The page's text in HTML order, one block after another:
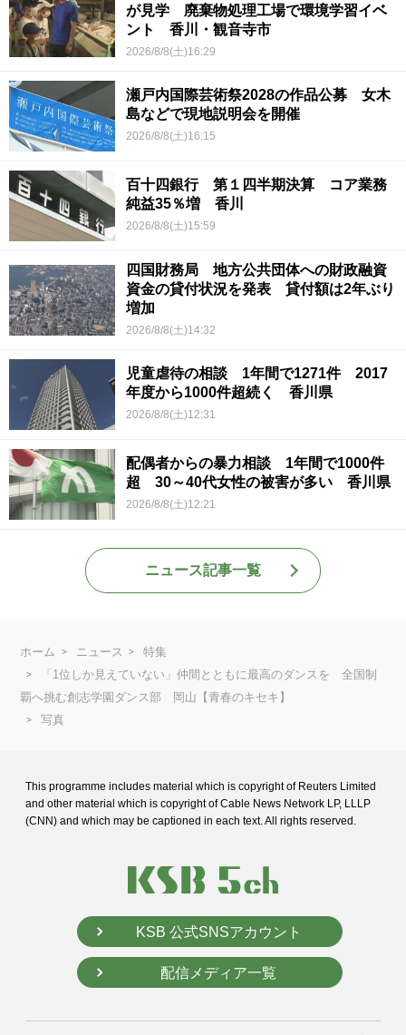
が見学 廃棄物処理工場で環境学習イベ
ント 香川・観音寺市
2026/8/8(土)16:29
瀬戸内国際芸術祭2028の作品公募 女木
島などで現地説明会を開催
2026/8/8(土)16:15
百十四銀行 第１四半期決算 コア業務
純益35％増 香川
2026/8/8(土)15:59
四国財務局 地方公共団体への財政融資
資金の貸付状況を発表 貸付額は2年ぶり
増加
2026/8/8(土)14:32
児童虐待の相談 1年間で1271件 2017
年度から1000件超続く 香川県
2026/8/8(土)12:31
配偶者からの暴力相談 1年間で1000件
超 30～40代女性の被害が多い 香川県
2026/8/8(土)12:21
ニュース記事一覧
ホーム ニュース
特集
「1位しか見えていない」仲間とともに最高のダンスを 全国制
覇へ挑む創志学園ダンス部 岡山【青春のキセキ】
写真
This programme includes material which is copyright of Reuters Limited
and other material which is copyright of Cable News Network LP, LLLP
(CNN) and which may be captioned in each text. All rights reserved.
KSB 公式SNSアカウント
配信メディア一覧